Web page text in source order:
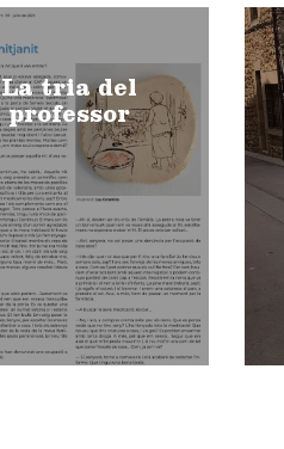
La tria del
professor